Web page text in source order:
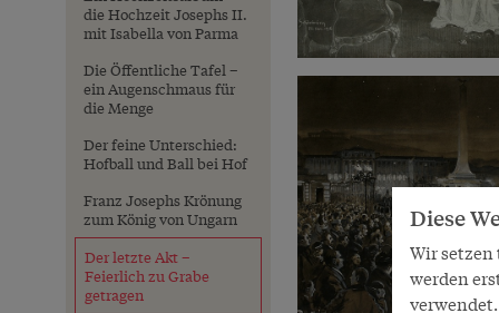
die Hochzeit Josephs II.
mit Isabella von Parma
Die Öffentliche Tafel –
ein Augenschmaus für
die Menge
Der feine Unterschied:
Hofball und Ball bei Hof
Franz Josephs Krönung
zum König von Ungarn
Der letzte Akt –
Feierlich zu Grabe
getragen
Diese
Wir
werden